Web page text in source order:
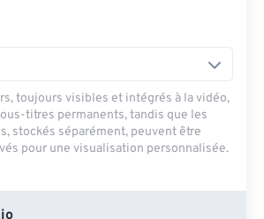
toujours visibles et intégrés à la vidéo,
titres permanents, tandis que les
stockés séparément, peuvent être
pour une visualisation personnalisée.